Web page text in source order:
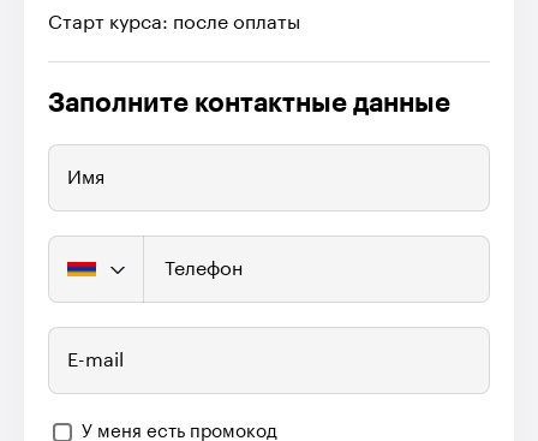
Старт курса: после оплаты
Заполните контактные данные
Имя
Телефон
E-mail
У меня есть промокод